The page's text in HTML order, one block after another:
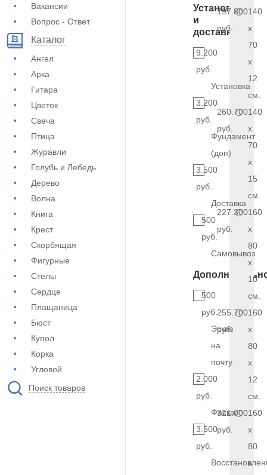
Вакансии
Вопрос - Ответ
Каталог
Ангел
Арка
Гитара
Цветок
Свеча
Птица
Журавли
Голубь и Лебедь
Дерево
Волна
Книга
Крест
Скорбящая
Фигурные
Стелы
Сердце
Плащаница
Бюст
Купол
Корка
Угловой
Поиск товаров
Установка
и
доставка
9.200
руб.
Установка
3.200
руб.
Фундамент
(доп)
3.500
руб.
Доставка
500
руб.
Самовывоз
500
руб.
Эскиз
на
почту
2.000
руб.
Фаска
3.500
руб.
197.800
руб.
140
x
70
x
12
см.
260.700
руб.
140
x
70
x
15
см.
227.300
руб.
160
x
80
x
10
см.
255.700
руб.
160
x
80
x
12
см.
321.000
руб.
160
x
80
x